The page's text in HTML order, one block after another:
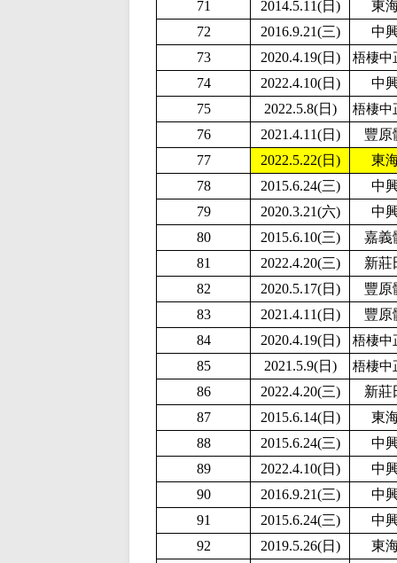
71
2014.5.11(日)
東
72
2016.9.21(三)
中
73
2020.4.19(日) 梧棲中
74 2022.4.10(日)
中
75
2022.5.8(日) 梧棲中
76 2021.4.11(日)
豐原
77
2022.5.22(日)
東
78
2015.6.24(三)
中
79
2020.3.21(六)
中
80
2015.6.10(三)
嘉義
81
2022.4.20(三)
新莊
82
2020.5.17(日)
豐原
83
2021.4.11(日)
豐原
84
2020.4.19(日) 梧棲中
85 2021.5.9(日) 梧棲中
86 2022.4.20(三)
新莊
87
2015.6.14(日)
東
88
2015.6.24(三)
中
89
2022.4.10(日)
中
90
2016.9.21(三)
中
91
2015.6.24(三)
中
92
2019.5.26(日)
東